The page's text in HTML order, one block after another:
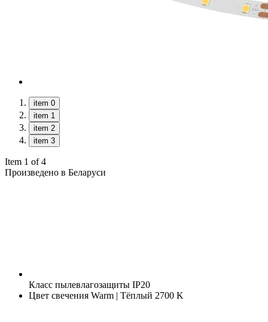
item 0
item 1
item 2
item 3
Item 1 of 4
Произведено в Беларуси
Класс пылевлагозащиты IP20
Цвет свечения Warm | Тёплый 2700 K